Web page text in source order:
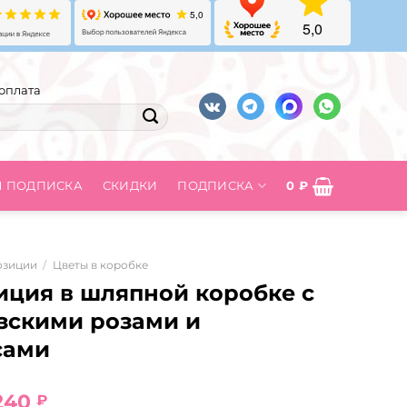
ПОДПИСКА СКИДКИ ПОДПИСКА 0 ₽
/ Цветы в коробке
в шляпной коробке с
розами и
₽Текущая